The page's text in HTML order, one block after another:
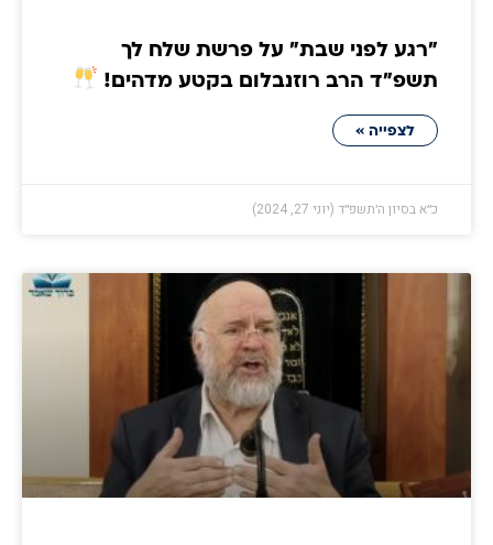
״רגע לפני שבת״ על פרשת שלח לך
תשפ״ד הרב רוזנבלום בקטע מדהים!
לצפייה »
כ״א בסיון ה׳תשפ״ד (יוני 27, 2024)